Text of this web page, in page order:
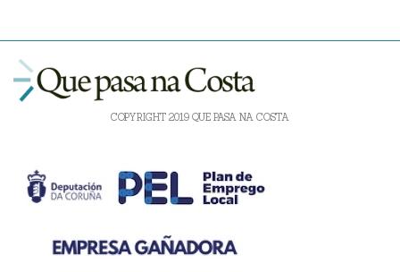
COPYRIGHT 2019 QUE PASA NA COSTA